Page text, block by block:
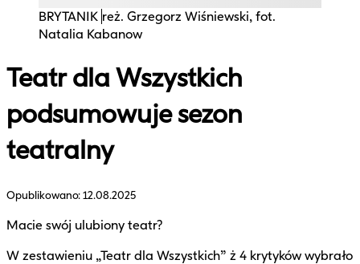
BRYTANIK reż. Grzegorz Wiśniewski, fot.
Natalia Kabanow
Teatr dla Wszystkich
podsumowuje sezon
teatralny
Opublikowano:12.08.2025
Macie swój ulubiony teatr?
W zestawieniu „Teatr dla Wszystkich” ż 4 krytyków wybrało